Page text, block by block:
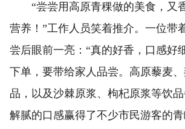
“尝尝用高原青稞做的美食，又
营养！”工作人员笑着推介。一位带
尝后眼前一亮：“真的好香，口感好
下单，要带给家人品尝。高原藜麦
品，以及沙棘原浆、枸杞原浆等饮
解腻的口感赢得了不少市民游客的